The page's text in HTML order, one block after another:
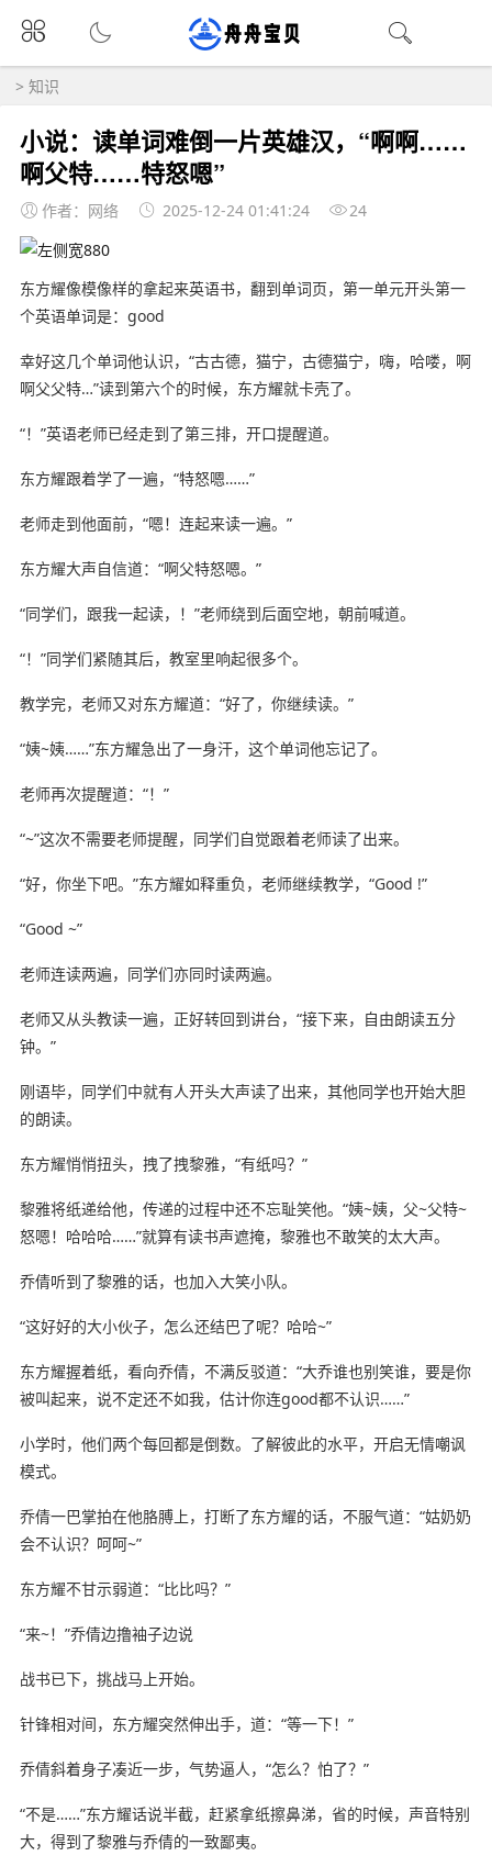
> 知识
小说：读单词难倒一片英雄汉，“啊啊……
啊父特……特怒嗯”
作者：网络 2025-12-24 01:41:24 24
东方耀像模像样的拿起来英语书，翻到单词页，第一单元开头第一
个英语单词是：good
幸好这几个单词他认识，“古古德，猫宁，古德猫宁，嗨，哈喽，啊
啊父父特…”读到第六个的时候，东方耀就卡壳了。
“！”英语老师已经走到了第三排，开口提醒道。
东方耀跟着学了一遍，“特怒嗯……”
老师走到他面前，“嗯！连起来读一遍。”
东方耀大声自信道：“啊父特怒嗯。”
“同学们，跟我一起读，！”老师绕到后面空地，朝前喊道。
“！”同学们紧随其后，教室里响起很多个。
教学完，老师又对东方耀道：“好了，你继续读。”
“姨~姨……”东方耀急出了一身汗，这个单词他忘记了。
老师再次提醒道：“！”
“~”这次不需要老师提醒，同学们自觉跟着老师读了出来。
“好，你坐下吧。”东方耀如释重负，老师继续教学，“Good !”
“Good ~”
老师连读两遍，同学们亦同时读两遍。
老师又从头教读一遍，正好转回到讲台，“接下来，自由朗读五分
钟。”
刚语毕，同学们中就有人开头大声读了出来，其他同学也开始大胆
的朗读。
东方耀悄悄扭头，拽了拽黎雅，“有纸吗？”
黎雅将纸递给他，传递的过程中还不忘耻笑他。“姨~姨，父~父特~
怒嗯！哈哈哈……”就算有读书声遮掩，黎雅也不敢笑的太大声。
乔倩听到了黎雅的话，也加入大笑小队。
“这好好的大小伙子，怎么还结巴了呢？哈哈~”
东方耀握着纸，看向乔倩，不满反驳道：“大乔谁也别笑谁，要是你
被叫起来，说不定还不如我，估计你连good都不认识……”
小学时，他们两个每回都是倒数。了解彼此的水平，开启无情嘲讽
模式。
乔倩一巴掌拍在他胳膊上，打断了东方耀的话，不服气道：“姑奶奶
会不认识？呵呵~”
东方耀不甘示弱道：“比比吗？”
“来~！”乔倩边撸袖子边说
战书已下，挑战马上开始。
针锋相对间，东方耀突然伸出手，道：“等一下！”
乔倩斜着身子凑近一步，气势逼人，“怎么？怕了？”
“不是……”东方耀话说半截，赶紧拿纸擦鼻涕，省的时候，声音特别
大，得到了黎雅与乔倩的一致鄙夷。